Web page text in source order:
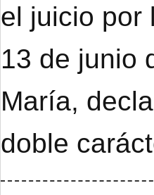
el juicio por
13 de junio
María,
doble